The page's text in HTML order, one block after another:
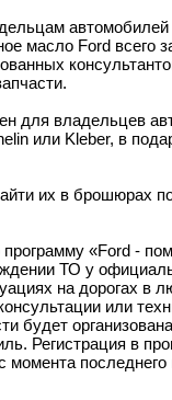
масло Ford всего
для владельцев
или Kleber, в
их в брошюрах
«Ford -
ТО у
на дорогах в
или
будет
Регистрация в